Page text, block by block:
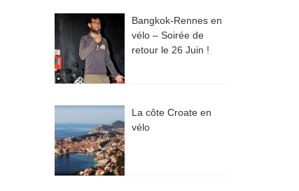
Bangkok-Rennes en
vélo – Soirée de
retour le 26 Juin !
La côte Croate en
vélo